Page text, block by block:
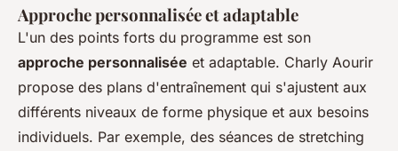
Approche personnalisée et adaptable
L'un des points forts du programme est son
approche personnalisée et adaptable. Charly Aourir
propose des plans d'entraînement qui s'ajustent aux
différents niveaux de forme physique et aux besoins
individuels. Par exemple, des séances de stretching